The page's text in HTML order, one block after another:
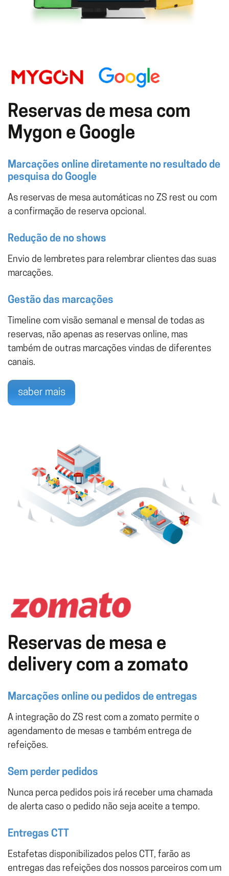
Reservas de mesa com
Mygon e Google
Marcações online diretamente no resultado de
pesquisa do Google
As reservas de mesa automáticas no ZS rest ou com
a confirmação de reserva opcional.
Redução de no shows
Envio de lembretes para relembrar clientes das suas
marcações.
Gestão das marcações
Timeline com visão semanal e mensal de todas as
reservas, não apenas as reservas online, mas
também de outras marcações vindas de diferentes
canais.
saber mais
Reservas de mesa e
delivery com a zomato
Marcações online ou pedidos de entregas
A integração do ZS rest com a zomato permite o
agendamento de mesas e também entrega de
refeições.
Sem perder pedidos
Nunca perca pedidos pois irá receber uma chamada
de alerta caso o pedido não seja aceite a tempo.
Entregas CTT
Estafetas disponibilizados pelos CTT, farão as
entregas das refeições dos nossos parceiros com um